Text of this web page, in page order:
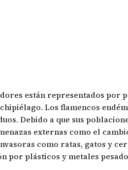
están representados por
Los flamencos
Debido a que sus
externas como el
como ratas, gatos y
por plásticos y metales